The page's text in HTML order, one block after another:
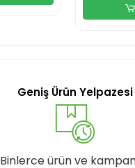
Geniş Ürün Yelpazesi
Binlerce ürün ve